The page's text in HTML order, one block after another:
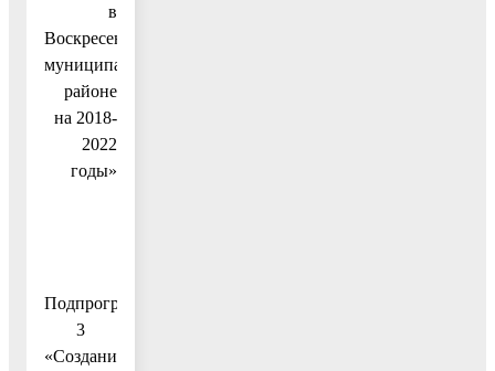
в
Воскресенском
муниципальном
районе
на 2018-
2022
годы»
Подпрограмма
3
«Создание